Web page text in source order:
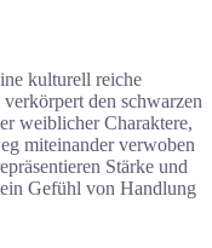
kulturell reiche
den schwarzen
weiblicher Charaktere,
miteinander verwoben
Stärke und
Gefühl von Handlung